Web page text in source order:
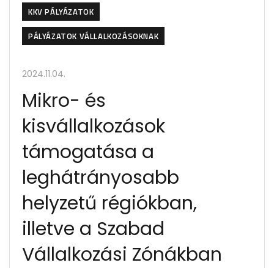
KKV PÁLYÁZATOK
PÁLYÁZATOK VÁLLALKOZÁSOKNAK
2024.11.04.
Mikro- és
kisvállalkozások
támogatása a
leghátrányosabb
helyzetű régiókban,
illetve a Szabad
Vállalkozási Zónákban